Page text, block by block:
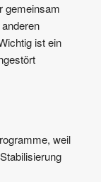
gemeinsam
ist ein
weil